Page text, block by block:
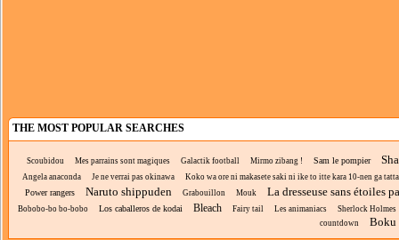
THE MOST POPULAR SEARCHES
Scoubidou Mes parrains sont magiques Galactik football Mirmo zibang ! Sam le pompier
Angela anaconda Je ne verrai pas okinawa Koko wa ore ni makasete saki ni ike to itte kara 10-nen ga
Power rangers Naruto shippuden Grabouillon Mouk La dresseuse sans étoiles
Bobobo-bo bo-bobo Los caballeros de kodai Bleach Fairy tail Les animaniacs
Sherlock Holmes
countdown
Boku